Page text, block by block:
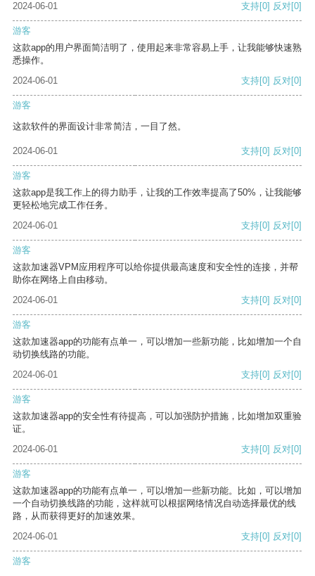
2024-06-01 支持[0] 反对[0]
游客
这款app的用户界面简洁明了，使用起来非常容易上手，让我能够快速熟
悉操作。
2024-06-01
支持[0] 反对[0]
游客
这款软件的界面设计非常简洁，一目了然。
2024-06-01 支持[0] 反对[0]
游客
这款app是我工作上的得力助手，让我的工作效率提高了50%，让我能够
更轻松地完成工作任务。
2024-06-01
支持[0] 反对[0]
游客
这款加速器VPM应用程序可以给你提供最高速度和安全性的连接，并帮
助你在网络上自由移动。
2024-06-01
支持[0] 反对[0]
游客
这款加速器app的功能有点单一，可以增加一些新功能，比如增加一个自
动切换线路的功能。
2024-06-01
支持[0] 反对[0]
游客
这款加速器app的安全性有待提高，可以加强防护措施，比如增加双重验
证。
2024-06-01
支持[0] 反对[0]
游客
这款加速器app的功能有点单一，可以增加一些新功能。比如，可以增加
一个自动切换线路的功能，这样就可以根据网络情况自动选择最优的线
路，从而获得更好的加速效果。
2024-06-01
支持[0] 反对[0]
游客